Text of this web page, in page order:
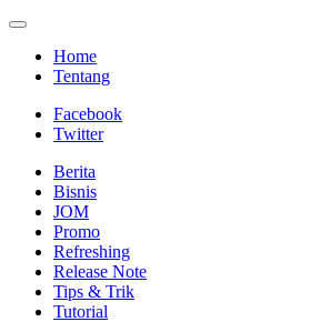
Home
Tentang
Facebook
Twitter
Berita
Bisnis
JOM
Promo
Refreshing
Release Note
Tips & Trik
Tutorial